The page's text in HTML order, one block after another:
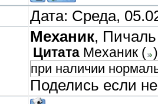
Дата: Среда,
Механик,
Цитата Механик ( )
при наличии
Поделись если не